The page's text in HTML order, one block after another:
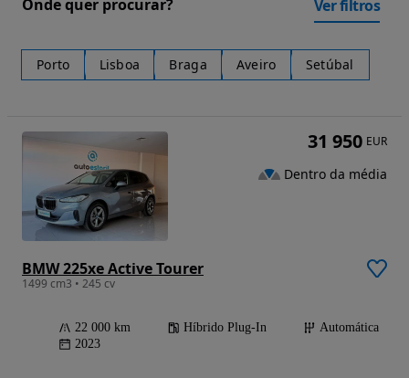
Onde quer procurar? Ver filtros
Porto Lisboa Braga Aveiro Setúbal
BMW 225xe Active Tourer
1499 cm3 • 245 cv
22 000 km Híbrido Plug-In
Automática
2023
31 950 EUR
Dentro da média